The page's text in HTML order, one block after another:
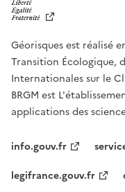
Géorisques est réalisé
Transition Écologique,
Internationales sur le
BRGM est
applications des
info.gouv.fr
legifrance.gouv.fr